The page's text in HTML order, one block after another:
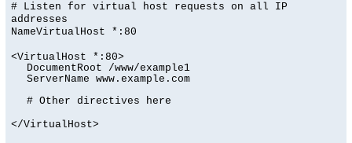
# Listen for virtual host requests on all IP
addresses
NameVirtualHost *:80
<VirtualHost *:80>
DocumentRoot /www/example1
ServerName www.example.com
# Other directives here
</VirtualHost>